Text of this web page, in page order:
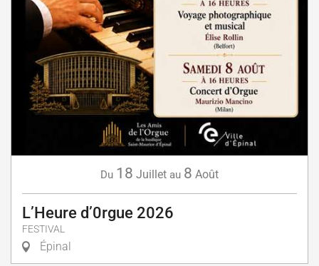
Du 18 Juillet au 8 Août
L’Heure d’0rgue 2026
FESTIVAL
Épinal